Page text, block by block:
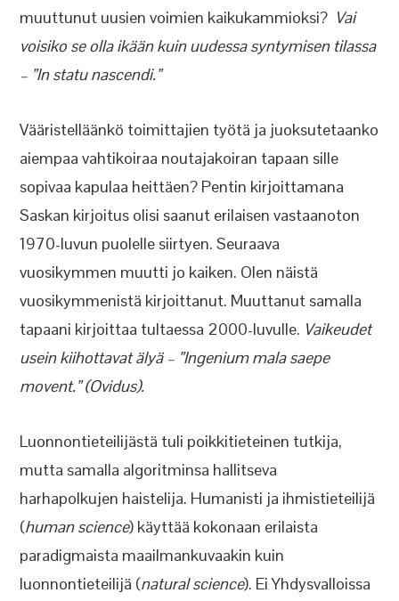
muuttunut uusien voimien kaikukammioksi? Vai
voisiko se olla ikään kuin uudessa syntymisen tilassa
– ”In statu nascendi.”
Vääristelläänkö toimittajien työtä ja juoksutetaanko
aiempaa vahtikoiraa noutajakoiran tapaan sille
sopivaa kapulaa heittäen? Pentin kirjoittamana
Saskan kirjoitus olisi saanut erilaisen vastaanoton
1970-luvun puolelle siirtyen. Seuraava
vuosikymmen muutti jo kaiken. Olen näistä
vuosikymmenistä kirjoittanut. Muuttanut samalla
tapaani kirjoittaa tultaessa 2000-luvulle. Vaikeudet
usein kiihottavat älyä – ”Ingenium mala saepe
movent.” (Ovidus).
Luonnontieteilijästä tuli poikkitieteinen tutkija,
mutta samalla algoritminsa hallitseva
harhapolkujen haistelija. Humanisti ja ihmistieteilijä
(human science) käyttää kokonaan erilaista
paradigmaista maailmankuvaakin kuin
luonnontieteilijä (natural science). Ei Yhdysvalloissa